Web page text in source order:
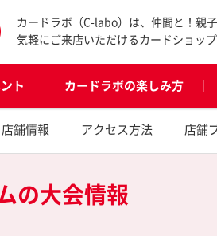
カードラボ（C-labo）は、仲間と！親
気軽にご来店いただけるカードショップ
ト カードラボの楽しみ方
店舗情報 アクセス方法 店舗
の大会情報